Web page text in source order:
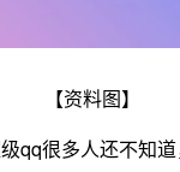
【资料图】
qq很多人还不知道